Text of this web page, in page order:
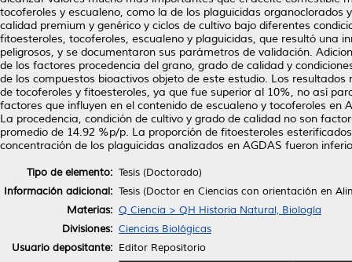
tocoferoles y escualeno, como la de los plaguicidas
calidad premium y genérico y ciclos de cultivo bajo diferentes
fitoesteroles, tocoferoles, escualeno y plaguicidas, que resultó una
peligrosos, y se documentaron sus parámetros de validación.
de los factores procedencia del grano, grado de calidad y
de los compuestos bioactivos objeto de este estudio. Los
de tocoferoles y fitoesteroles, ya que fue superior al 10%, no así
factores que influyen en el contenido de escualeno y tocoferoles
La procedencia, condición de cultivo y grado de calidad no son
promedio de 14.92 %p/p. La proporción de fitoesteroles
concentración de los plaguicidas analizados en AGDAS fueron
Tipo de elemento: Tesis (Doctorado)
Información adicional: Tesis (Doctor en Ciencias con orientación en
Materias: Q Ciencia > QH Historia Natural, Biología
Divisiones: Ciencias Biológicas
Usuario depositante: Editor Repositorio